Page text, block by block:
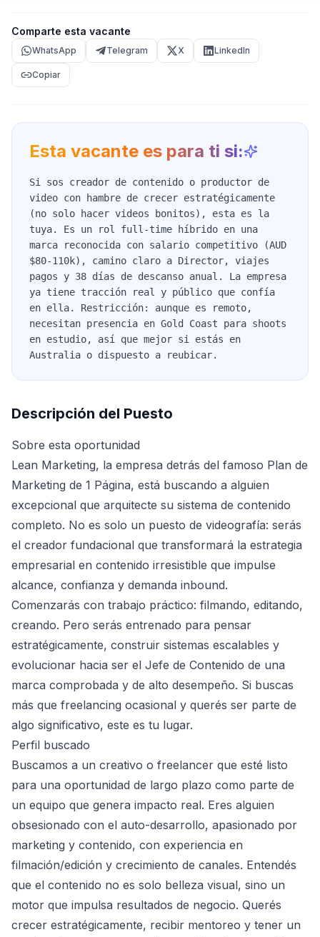
Comparte esta vacante
WhatsApp Telegram X LinkedIn
Copiar
Esta vacante es para ti si:
Si sos creador de contenido o productor de
video con hambre de crecer estratégicamente
(no solo hacer videos bonitos), esta es la
tuya. Es un rol full-time híbrido en una
marca reconocida con salario competitivo (AUD
$80-110k), camino claro a Director, viajes
pagos y 38 días de descanso anual. La empresa
ya tiene tracción real y público que confía
en ella. Restricción: aunque es remoto,
necesitan presencia en Gold Coast para shoots
en estudio, así que mejor si estás en
Australia o dispuesto a reubicar.
Descripción del Puesto
Sobre esta oportunidad
Lean Marketing, la empresa detrás del famoso Plan de
Marketing de 1 Página, está buscando a alguien
excepcional que arquitecte su sistema de contenido
completo. No es solo un puesto de videografía: serás
el creador fundacional que transformará la estrategia
empresarial en contenido irresistible que impulse
alcance, confianza y demanda inbound.
Comenzarás con trabajo práctico: filmando, editando,
creando. Pero serás entrenado para pensar
estratégicamente, construir sistemas escalables y
evolucionar hacia ser el Jefe de Contenido de una
marca comprobada y de alto desempeño. Si buscas
más que freelancing ocasional y querés ser parte de
algo significativo, este es tu lugar.
Perfil buscado
Buscamos a un creativo o freelancer que esté listo
para una oportunidad de largo plazo como parte de
un equipo que genera impacto real. Eres alguien
obsesionado con el auto-desarrollo, apasionado por
marketing y contenido, con experiencia en
filmación/edición y crecimiento de canales. Entendés
que el contenido no es solo belleza visual, sino un
motor que impulsa resultados de negocio. Querés
crecer estratégicamente, recibir mentoreo y tener un